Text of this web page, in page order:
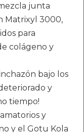
junta
Matrixyl 3000,
para
colágeno y
bajo los
y
tiempo!
y
y el Gotu Kola